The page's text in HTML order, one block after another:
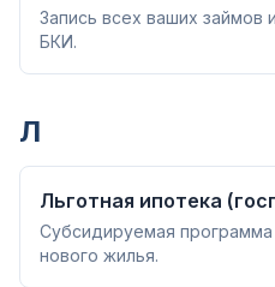
Запись всех ваших займов
БКИ.
Л
Льготная ипотека
Субсидируемая программа
нового жилья.